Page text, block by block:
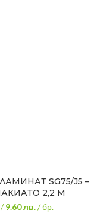
SG75/J5 –
2,2 М
9.60лв. / бр.